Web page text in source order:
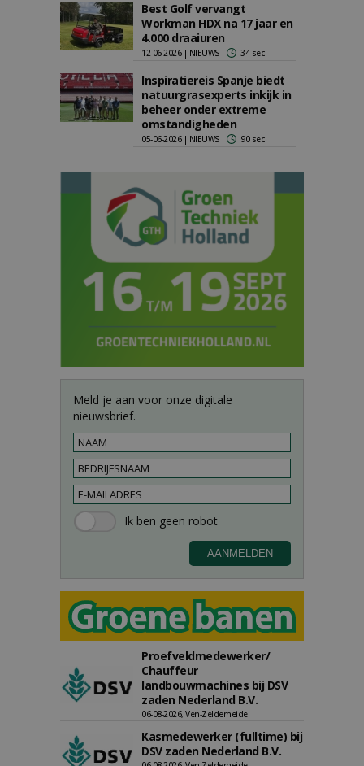
Best Golf vervangt
Workman HDX na 17 jaar en
4.000 draaiuren
12-06-2026 | NIEUWS 34 sec
Inspiratiereis Spanje biedt
natuurgrasexperts inkijk in
beheer onder extreme
omstandigheden
05-06-2026 | NIEUWS 90 sec
Meld je aan voor onze digitale
nieuwsbrief.
Proefveldmedewerker/
Chauffeur
landbouwmachines bij DSV
zaden Nederland B.V.
06-08-2026, Ven-Zelderheide
Kasmedewerker (fulltime) bij
DSV zaden Nederland B.V.